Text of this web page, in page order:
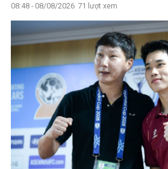
08:48 - 08/08/2026 71 lượt xem